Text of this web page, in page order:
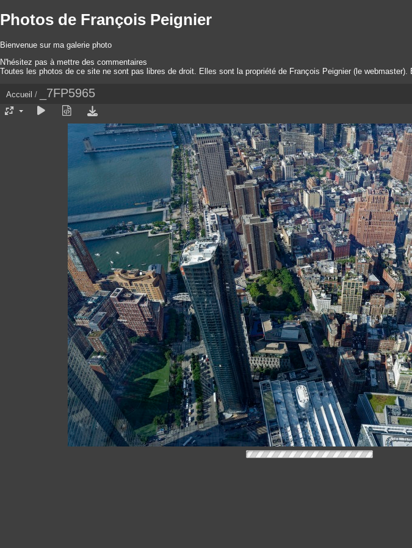
Photos de François Peignier
Bienvenue sur ma galerie photo
N'hésitez pas à mettre des commentaires
Toutes les photos de ce site ne sont pas libres de droit. Elles sont la propriété de François Peignier (le
Accueil / _7FP5965